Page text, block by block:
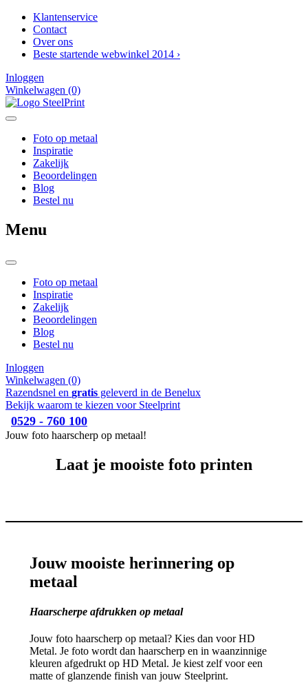
Skip
content
Klantenservice
Contact
Over ons
Beste startende webwinkel 2014 ›
Inloggen
Winkelwagen (0)
Foto op metaal
Inspiratie
Zakelijk
Beoordelingen
Blog
Bestel nu
Menu
Foto op metaal
Inspiratie
Zakelijk
Beoordelingen
Blog
Bestel nu
Inloggen
Winkelwagen (0)
Razendsnel en gratis geleverd in de Benelux
Bekijk waarom te kiezen voor Steelprint
0529 - 760 100
Jouw foto haarscherp op metaal!
Laat je mooiste foto printen
Jouw mooiste herinnering op
metaal
Haarscherpe afdrukken op metaal
Jouw foto haarscherp op metaal? Kies dan voor HD
Metal. Je foto wordt dan haarscherp en in waanzinnige
kleuren afgedrukt op HD Metal. Je kiest zelf voor een
matte of glanzende finish van jouw Steelprint.